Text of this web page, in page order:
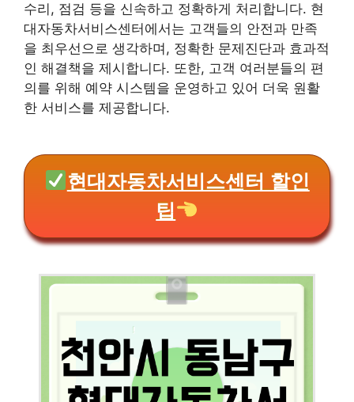
수리, 점검 등을 신속하고 정확하게 처리합니다. 현
대자동차서비스센터에서는 고객들의 안전과 만족
을 최우선으로 생각하며, 정확한 문제진단과 효과적
인 해결책을 제시합니다. 또한, 고객 여러분들의 편
의를 위해 예약 시스템을 운영하고 있어 더욱 원활
한 서비스를 제공합니다.
현대자동차서비스센터 할인
팁